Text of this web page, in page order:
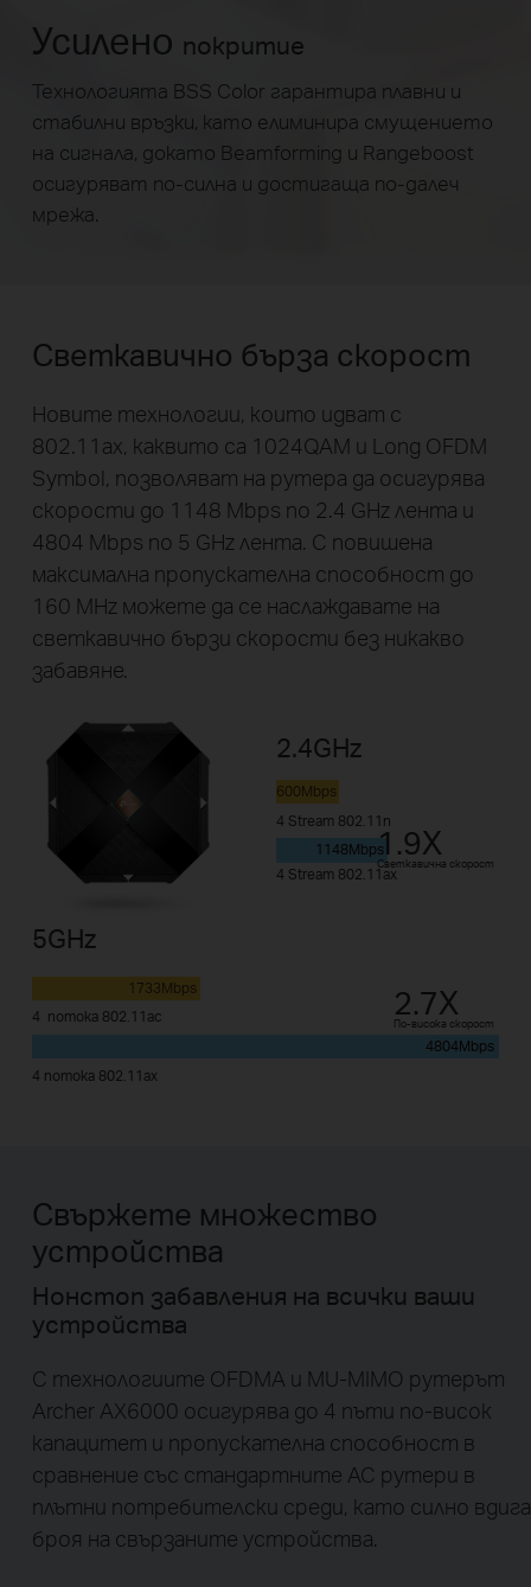
Усилено покритие
Технологията BSS Color гарантира плавни и
стабилни връзки, като елиминира смущението
на сигнала, докато Beamforming и Rangeboost
осигуряват по-силна и достигаща по-далеч
мрежа.
Светкавично бърза скорост
Новите технологии, които идват с
802.11ax, каквито са 1024QAM и Long OFDM
Symbol, позволяват на рутера да осигурява
скорости до 1148 Mbps по 2.4 GHz лента и
4804 Mbps по 5 GHz лента. С повишена
максимална пропускателна способност до
160 MHz можете да се наслаждавате на
светкавично бързи скорости без никакво
забавяне.
5GHz
4 потока 802.11ac
1733Mbps
4 потока 802.11ax
4804Mbps
2.7X
По-висока скорост
2.4GHz
4 Stream 802.11n
600Mbps
4 Stream 802.11ax
1148Mbps1.9X
Светкавична скорост
Свържете множество
устройства
Нонстоп забавления на всички ваши
устройства
С технологиите OFDMA и MU-MIMO рутерът
Archer AX6000 осигурява до 4 пъти по-висок
капацитет и пропускателна способност в
сравнение със стандартните АС рутери в
плътни потребителски среди, като силно вдига
броя на свързаните устройства.